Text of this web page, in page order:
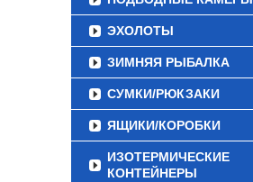
ЭХОЛОТЫ
ЗИМНЯЯ РЫБАЛКА
СУМКИ/РЮКЗАКИ
ЯЩИКИ/КОРОБКИ
ИЗОТЕРМИЧЕСКИЕ
КОНТЕЙНЕРЫ